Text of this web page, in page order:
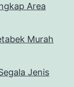
Area
Murah
Jenis